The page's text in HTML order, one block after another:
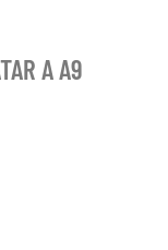
A A9